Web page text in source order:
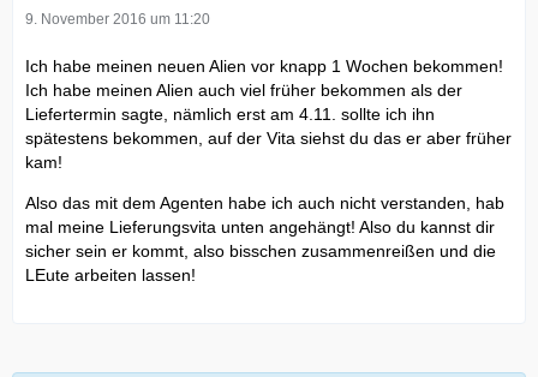
9. November 2016 um 11:20
Ich habe meinen neuen Alien vor knapp 1 Wochen bekommen!
Ich habe meinen Alien auch viel früher bekommen als der
Liefertermin sagte, nämlich erst am 4.11. sollte ich ihn
spätestens bekommen, auf der Vita siehst du das er aber früher
kam!
Also das mit dem Agenten habe ich auch nicht verstanden, hab
mal meine Lieferungsvita unten angehängt! Also du kannst dir
sicher sein er kommt, also bisschen zusammenreißen und die
LEute arbeiten lassen!